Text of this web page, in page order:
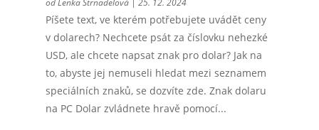
Píšete text, ve kterém potřebujete uvádět ceny
v dolarech? Nechcete psát za číslovku nehezké
USD, ale chcete napsat znak pro dolar? Jak na
to, abyste jej nemuseli hledat mezi seznamem
speciálních znaků, se dozvíte zde. Znak dolaru
na PC Dolar zvládnete hravě pomocí...